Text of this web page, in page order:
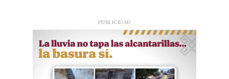
PUBLICIDAD